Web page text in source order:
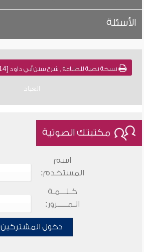
الأسئلة
العباد
مكتبتك الصوتية
اسم
المستخدم:
كـلـــمـة
الـمـــــرور:
دخول المشتركين